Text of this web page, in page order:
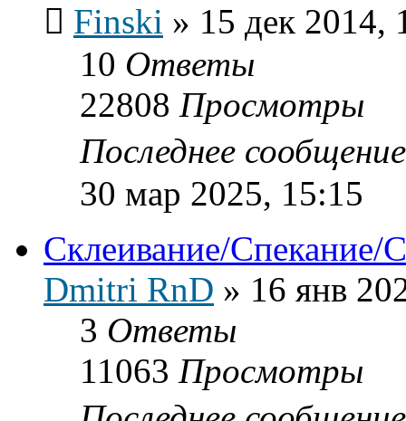
Finski » 15 дек 2014,
10 Ответы
22808 Просмотры
Последнее
30 мар 2025, 15:15
Склеивание/Спекание/
Dmitri RnD » 16 янв
3 Ответы
11063 Просмотры